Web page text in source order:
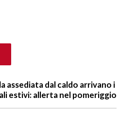
assediata dal caldo arrivano i
estivi: allerta nel pomeriggio